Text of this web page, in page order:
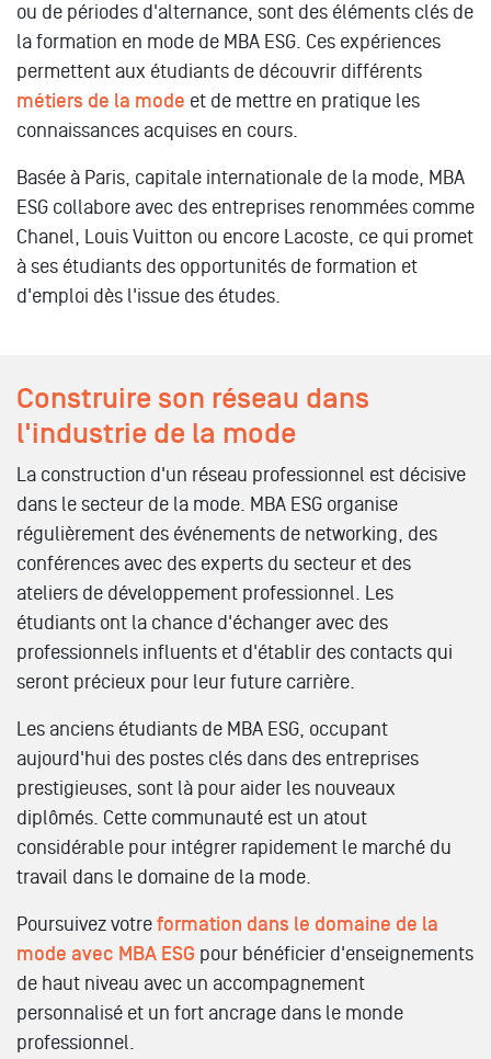
ou de périodes d'alternance, sont des éléments clés de
la formation en mode de MBA ESG. Ces expériences
permettent aux étudiants de découvrir différents
métiers de la mode et de mettre en pratique les
connaissances acquises en cours.
Basée à Paris, capitale internationale de la mode, MBA
ESG collabore avec des entreprises renommées comme
Chanel, Louis Vuitton ou encore Lacoste, ce qui promet
à ses étudiants des opportunités de formation et
d'emploi dès l'issue des études.
Construire son réseau dans
l'industrie de la mode
La construction d'un réseau professionnel est décisive
dans le secteur de la mode. MBA ESG organise
régulièrement des événements de networking, des
conférences avec des experts du secteur et des
ateliers de développement professionnel. Les
étudiants ont la chance d'échanger avec des
professionnels influents et d'établir des contacts qui
seront précieux pour leur future carrière.
Les anciens étudiants de MBA ESG, occupant
aujourd'hui des postes clés dans des entreprises
prestigieuses, sont là pour aider les nouveaux
diplômés. Cette communauté est un atout
considérable pour intégrer rapidement le marché du
travail dans le domaine de la mode.
Poursuivez votre formation dans le domaine de la
mode avec MBA ESG pour bénéficier d'enseignements
de haut niveau avec un accompagnement
personnalisé et un fort ancrage dans le monde
professionnel.